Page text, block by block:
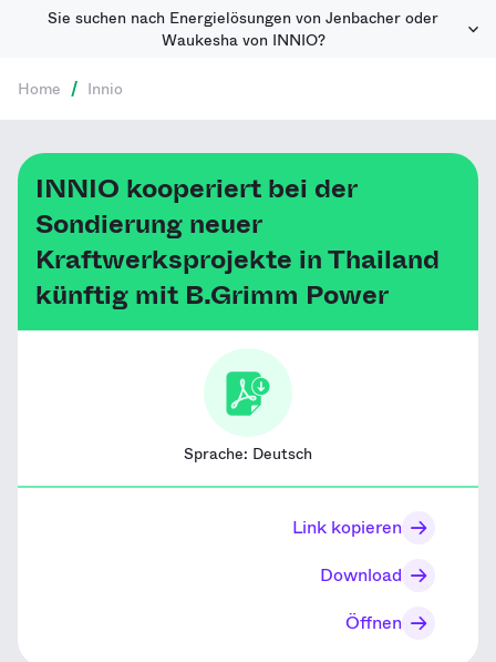
Sie suchen nach Energielösungen von Jenbacher oder
Waukesha von INNIO?
Home / Innio
INNIO kooperiert bei der
Sondierung neuer
Kraftwerksprojekte in Thailand
künftig mit B.Grimm Power
Sprache: Deutsch
Link kopieren
Download
Öffnen